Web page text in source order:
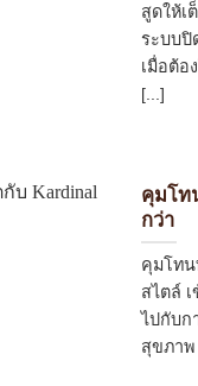
สูดให้เ
ระบบปิ
เมื่อต้อ
[...]
คุมโท
กว่า
คุมโทน
สไตล์
ไปกับก
สุขภาพ